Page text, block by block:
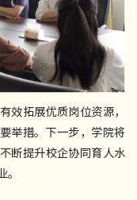
拓展优质岗位资源，
举措。下一步，学院将
断提升校企协同育人水